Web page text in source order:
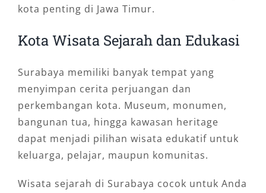
kota penting di Jawa Timur.
Kota Wisata Sejarah dan Edukasi
Surabaya memiliki banyak tempat yang
menyimpan cerita perjuangan dan
perkembangan kota. Museum, monumen,
bangunan tua, hingga kawasan heritage
dapat menjadi pilihan wisata edukatif untuk
keluarga, pelajar, maupun komunitas.
Wisata sejarah di Surabaya cocok untuk Anda